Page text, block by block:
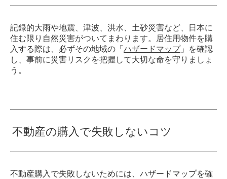
記録的大雨や地震、津波、洪水、土砂災害など、日本に
住む限り自然災害がついてまわります。居住用物件を購
入する際は、必ずその地域の「 ハザードマップ」を確認
し、事前に災害リスクを把握して大切な命を守りましょ
う。
不動産の購入で失敗しないコツ
不動産購入で失敗しないためには、ハザードマップを確